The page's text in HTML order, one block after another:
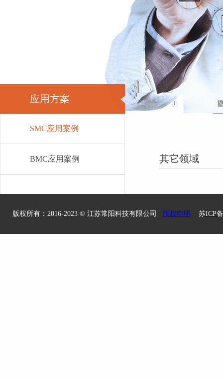
应用方案
SMC应用案例
BMC应用案例 其它领域
版权所有：2016-2023 © 江苏常阳科技有限公司 版权申明 苏ICP